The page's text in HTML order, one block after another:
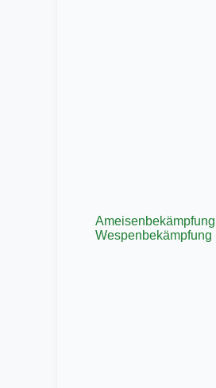
Ameisenbekämpfung
Wespenbekämpfung